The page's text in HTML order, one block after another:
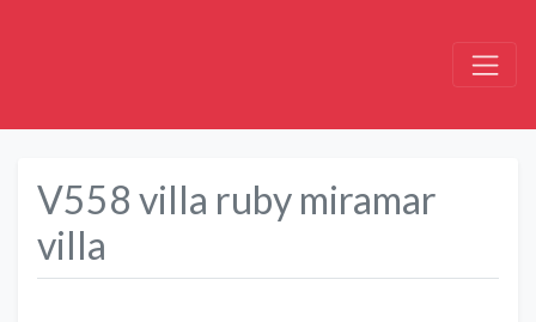
V558 villa ruby miramar
villa